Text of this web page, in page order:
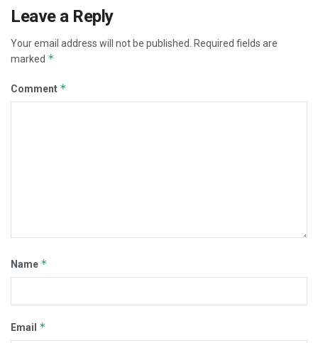
Leave a Reply
Your email address will not be published. Required fields are
marked *
Comment *
Name *
Email *